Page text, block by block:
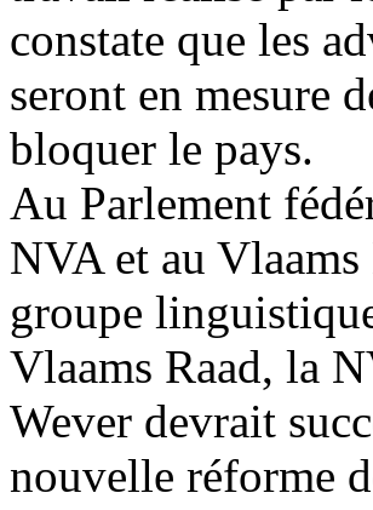
constate que les
seront en mesure
bloquer le pays.
Au Parlement
NVA et au
groupe
Vlaams Raad, la
Wever devrait
nouvelle réforme